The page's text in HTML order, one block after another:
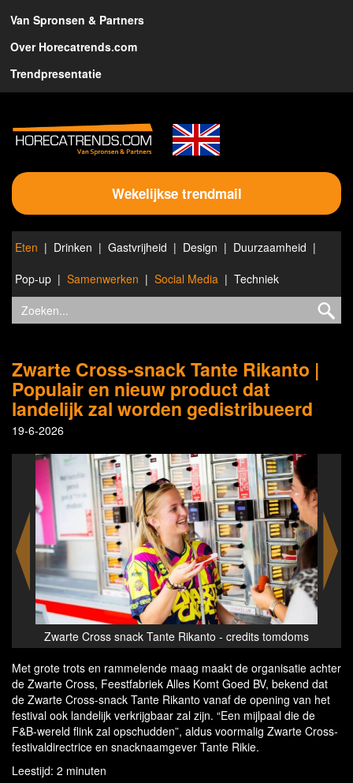
Van Spronsen & Partners
Over Horecatrends.com
Trendpresentatie
Wekelijkse trendmail
Eten Drinken Gastvrijheid Design
Duurzaamheid
Pop-up
Samenwerken Social Media Techniek
Zwarte Cross-snack Tante Rikanto |
Populair en nieuw product dat
landelijk zal worden gedistribueerd
19-6-2026
Zwarte Cross snack Tante Rikanto - credits tomdoms
Met grote trots en rammelende maag maakt de organisatie achter
de Zwarte Cross, Feestfabriek Alles Komt Goed BV, bekend dat
de Zwarte Cross-snack Tante Rikanto vanaf de opening van het
festival ook landelijk verkrijgbaar zal zijn. “Een mijlpaal die de
F&B-wereld flink zal opschudden”, aldus voormalig Zwarte Cross-
festivaldirectrice en snacknaamgever Tante Rikie.
Leestijd: 2 minuten